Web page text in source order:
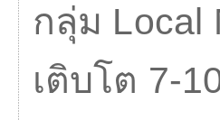
กลุ่ม Local
เติบโต 7-